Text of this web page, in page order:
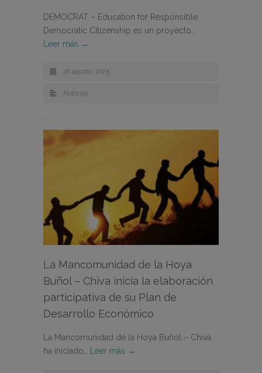
DEMOCRAT – Education for Responsible
Democratic Citizenship es un proyecto…
Leer más →
28 agosto, 2025
Noticias
La Mancomunidad de la Hoya
Buñol – Chiva inicia la elaboración
participativa de su Plan de
Desarrollo Económico
La Mancomunidad de la Hoya Buñol – Chiva
ha iniciado…
Leer más →